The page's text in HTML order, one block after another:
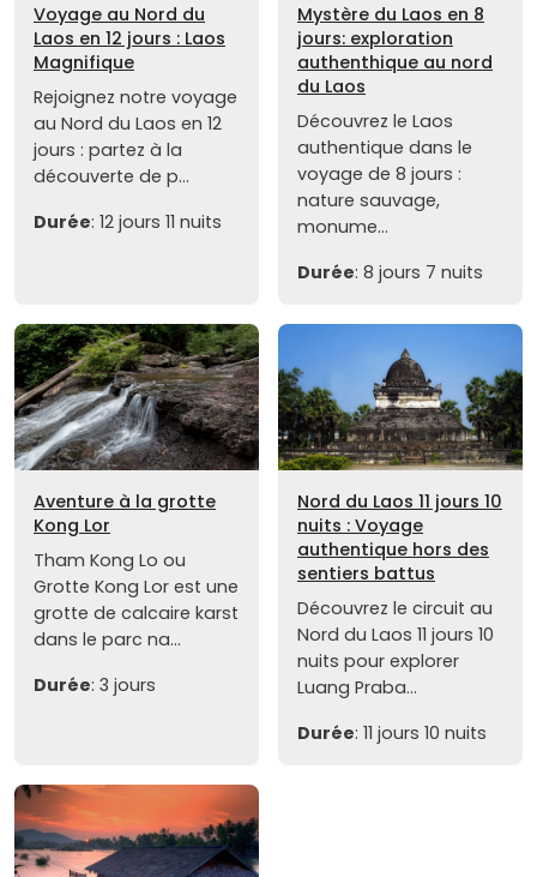
Voyage au Nord du
Laos en 12 jours : Laos
Magnifique
Rejoignez notre voyage
au Nord du Laos en 12
jours : partez à la
découverte de p...
Durée: 12 jours 11 nuits
Mystère du Laos en 8
jours: exploration
authenthique au nord
du Laos
Découvrez le Laos
authentique dans le
voyage de 8 jours :
nature sauvage,
monume...
Durée: 8 jours 7 nuits
Aventure à la grotte
Kong Lor
Tham Kong Lo ou
Grotte Kong Lor est une
grotte de calcaire karst
dans le parc na...
Durée: 3 jours
Nord du Laos 11 jours 10
nuits : Voyage
authentique hors des
sentiers battus
Découvrez le circuit au
Nord du Laos 11 jours 10
nuits pour explorer
Luang Praba...
Durée: 11 jours 10 nuits